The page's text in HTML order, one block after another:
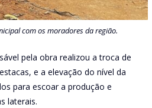
com os moradores da região.
pela obra realizou a troca de
e a elevação do nível da
para escoar a produção e
laterais.